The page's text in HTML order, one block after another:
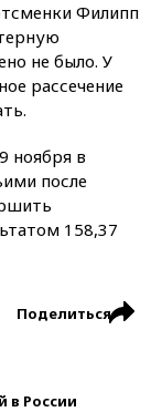
Филипп
не было. У
рассечение
ноября в
после
158,37
Поделиться
в России